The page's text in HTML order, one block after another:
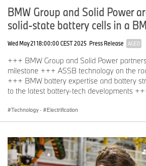
BMW Group and Solid Power
solid-state battery cells in a
Wed May 21 18:00:00 CEST 2025 Press Release AGED
+++ BMW Group and Solid Power
milestone +++ ASSB technology on the
+++ BMW battery expertise and battery
to the latest battery-tech developments
Technology · Electrification